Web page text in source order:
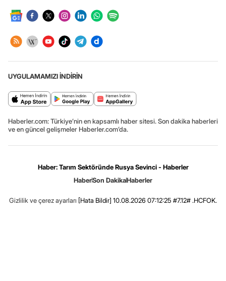
UYGULAMAMIZI İNDİRİN
Haberler.com: Türkiye’nin en kapsamlı haber sitesi. Son dakika haberleri
ve en güncel gelişmeler Haberler.com’da.
Haber: Tarım Sektöründe Rusya Sevinci - Haberler
HaberSon DakikaHaberler
Gizlilik ve çerez ayarları [Hata Bildir] 10.08.2026 07:12:25 #7.12# .HCFOK.